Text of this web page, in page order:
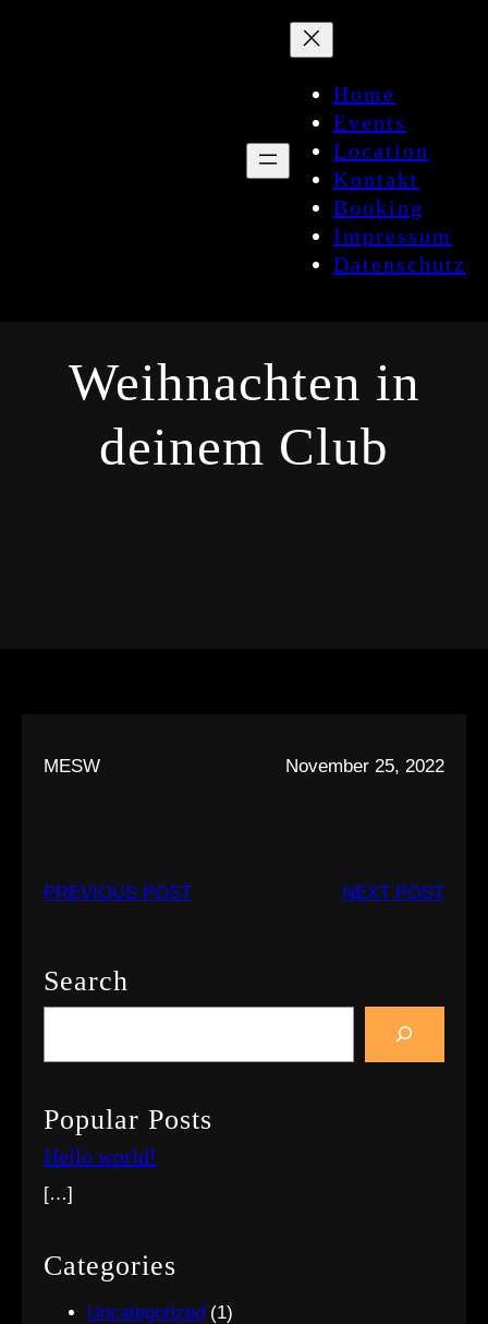
Home
Events
Location
Kontakt
Booking
Impressum
Datenschutz
Weihnachten in
deinem Club
MESW November 25, 2022
PREVIOUS POST NEXT POST
Search
c
h
Popular Posts
Hello world!
[…]
Categories
Uncategorized (1)